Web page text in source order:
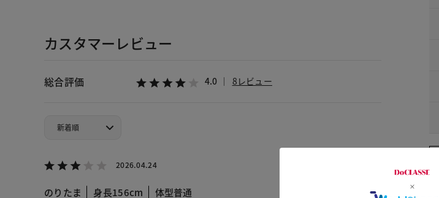
カスタマーレビュー
総合評価 4.0 8レビュー
2026.04.24
のりたま 身長156cm 体型普通